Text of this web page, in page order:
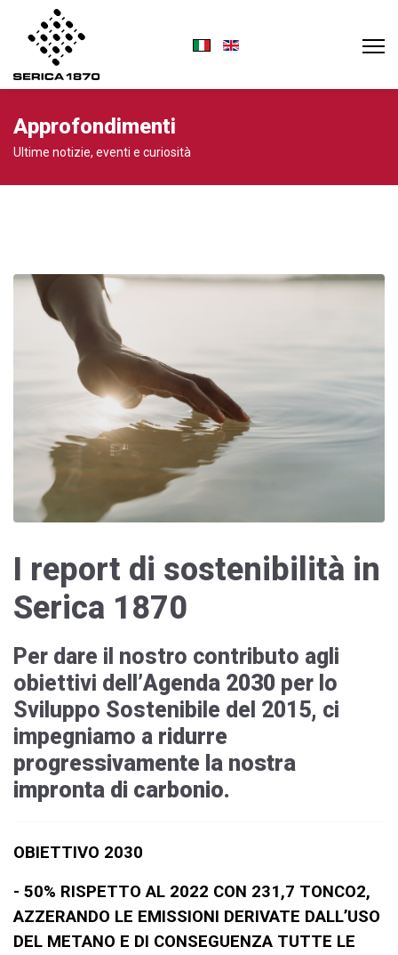
Approfondimenti
Ultime notizie, eventi e curiosità
I report di sostenibilità in
Serica 1870
Per dare il nostro contributo agli
obiettivi dell’Agenda 2030 per lo
Sviluppo Sostenibile del 2015, ci
impegniamo a ridurre
progressivamente la nostra
impronta di carbonio.
OBIETTIVO 2030
- 50% RISPETTO AL 2022 CON 231,7 TONCO2,
AZZERANDO LE EMISSIONI DERIVATE DALL’USO
DEL METANO E DI CONSEGUENZA TUTTE LE